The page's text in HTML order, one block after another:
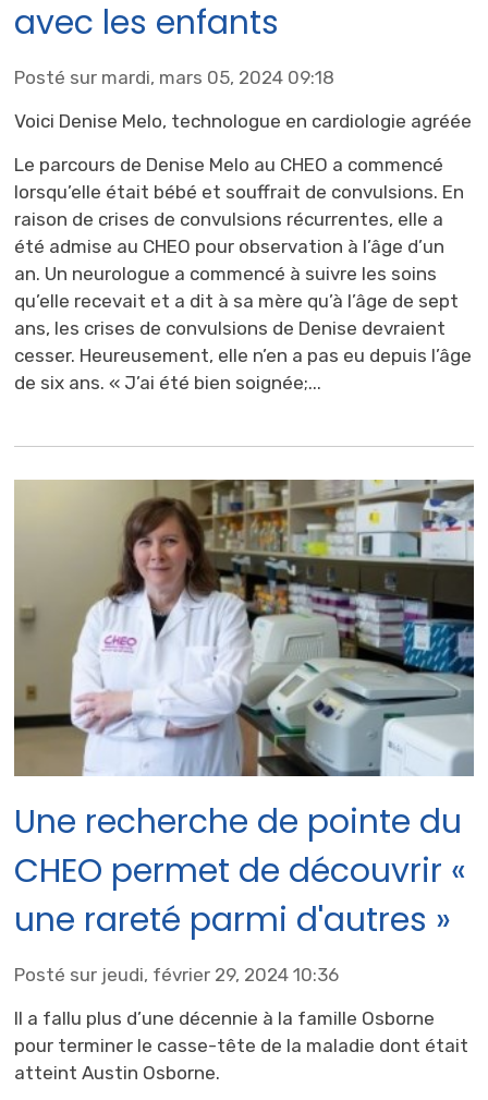
avec les enfants
Posté sur mardi, mars 05, 2024 09:18
Voici Denise Melo, technologue en cardiologie agréée
Le parcours de Denise Melo au CHEO a commencé
lorsqu’elle était bébé et souffrait de convulsions. En
raison de crises de convulsions récurrentes, elle a
été admise au CHEO pour observation à l’âge d’un
an. Un neurologue a commencé à suivre les soins
qu’elle recevait et a dit à sa mère qu’à l’âge de sept
ans, les crises de convulsions de Denise devraient
cesser. Heureusement, elle n’en a pas eu depuis l’âge
de six ans. « J’ai été bien soignée;...
Une recherche de pointe du
CHEO permet de découvrir «
une rareté parmi d'autres »
Posté sur jeudi, février 29, 2024 10:36
Il a fallu plus d’une décennie à la famille Osborne
pour terminer le casse-tête de la maladie dont était
atteint Austin Osborne.